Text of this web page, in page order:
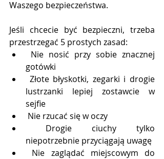
Waszego bezpieczeństwa.
Jeśli chcecie być bezpieczni, trzeba
przestrzegać 5 prostych zasad:
gotówki
lustrzanki lepiej zostawcie w
sejfie
Nie rzucać się w oczy
niepotrzebnie przyciągają uwagę